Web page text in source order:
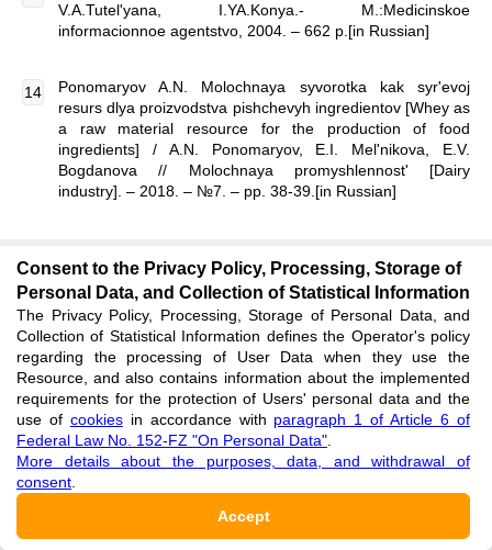
V.A.Tutel'yana, I.YA.Konya.- M.:Medicinskoe
informacionnoe agentstvo, 2004. – 662 p.[in Russian]
Ponomaryov A.N. Molochnaya syvorotka kak syr'evoj
resurs dlya proizvodstva pishchevyh ingredientov [Whey as
a raw material resource for the production of food
ingredients] / A.N. Ponomaryov, E.I. Mel'nikova, E.V.
Bogdanova // Molochnaya promyshlennost' [Dairy
industry]. ‒ 2018. ‒ №7. ‒ pp. 38-39.[in Russian]
Encyclopedia of Dairy Sciences: Arlafoods Innovation / H/
Burling. – Lund, Sweden, 2002. –pp. 2745-2751.
Consent to the Privacy Policy, Processing, Storage of
Personal Data, and Collection of Statistical Information
The Privacy Policy, Processing, Storage of Personal Data, and
Collection of Statistical Information defines the Operator's policy
regarding the processing of User Data when they use the
Resource, and also contains information about the implemented
requirements for the protection of Users' personal data and the
use of cookiesin accordance with paragraph 1 of Article 6 of
Federal Law No. 152-FZ "On Personal Data"
More details about the purposes, data, and withdrawal of
consent
Accept